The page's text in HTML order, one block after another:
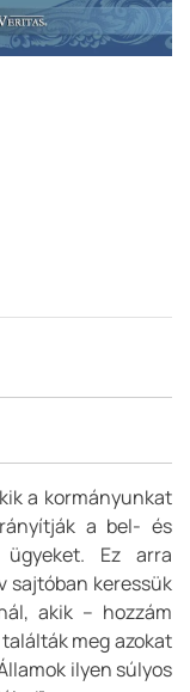
a kormányunkat
a bel- és
Ez arra
sajtóban keressük
akik – hozzám
meg azokat
ilyen súlyos